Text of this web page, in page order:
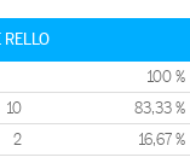
RELLO
100 %
10 83,33 %
2 16,67 %